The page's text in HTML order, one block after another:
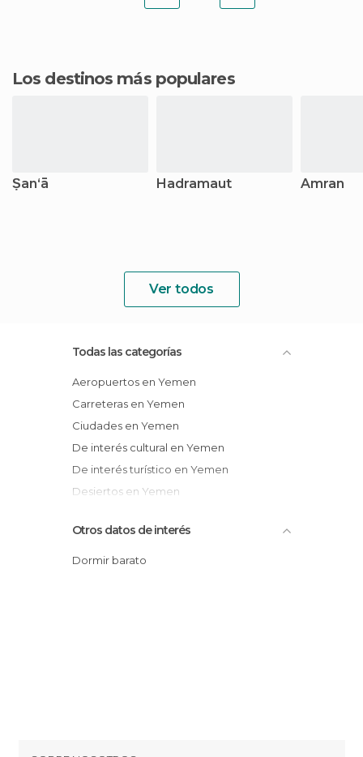
Los destinos más populares
Ṣan‘ā Hadramaut Amran
Ver todos
Todas las categorías
Aeropuertos en Yemen
Carreteras en Yemen
Ciudades en Yemen
De interés cultural en Yemen
De interés turístico en Yemen
Desiertos en Yemen
Monumentos Históricos en Yemen
Pueblos en Yemen
Otros datos de interés
Dormir barato